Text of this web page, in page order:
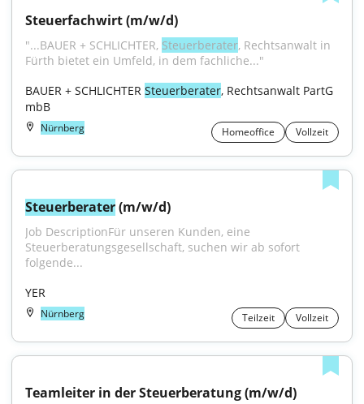
Steuerfachwirt (m/w/d)
"...BAUER + SCHLICHTER, Steuerberater, Rechtsanwalt in
Fürth bietet ein Umfeld, in dem fachliche..."
BAUER + SCHLICHTER Steuerberater, Rechtsanwalt PartG
mbB
Nürnberg Homeoffice Vollzeit
Steuerberater (m/w/d)
Job DescriptionFür unseren Kunden, eine
Steuerberatungsgesellschaft, suchen wir ab sofort
folgende...
YER
Nürnberg Teilzeit Vollzeit
Teamleiter in der Steuerberatung (m/w/d)